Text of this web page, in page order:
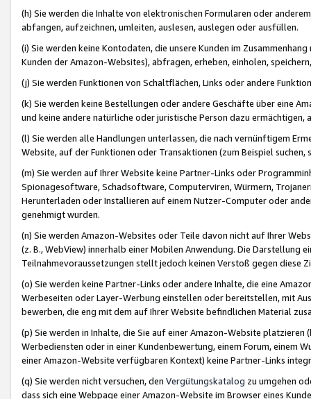
(h) Sie werden die Inhalte von elektronischen Formularen oder
abfangen, aufzeichnen, umleiten, auslesen, auslegen oder ausfüllen.
(i) Sie werden keine Kontodaten, die unsere Kunden im
Kunden der Amazon-Websites), abfragen, erheben, einholen,
(j) Sie werden Funktionen von Schaltflächen, Links oder andere
(k) Sie werden keine Bestellungen oder andere Geschäfte über eine
und keine andere natürliche oder juristische Person dazu
(l) Sie werden alle Handlungen unterlassen, die nach vernünftigem
Website, auf der Funktionen oder Transaktionen (zum Beispiel
(m) Sie werden auf Ihrer Website keine Partner-Links oder
Spionagesoftware, Schadsoftware, Computerviren, Würmern,
Herunterladen oder Installieren auf einem Nutzer-Computer oder
genehmigt wurden.
(n) Sie werden Amazon-Websites oder Teile davon nicht auf Ihrer
(z. B., WebView) innerhalb einer Mobilen Anwendung. Die Darstellung
Teilnahmevoraussetzungen stellt jedoch keinen Verstoß gegen diese
(o) Sie werden keine Partner-Links oder andere Inhalte, die eine
Werbeseiten oder Layer-Werbung einstellen oder bereitstellen, mit
bewerben, die eng mit dem auf Ihrer Website befindlichen Material
(p) Sie werden in Inhalte, die Sie auf einer Amazon-Website
Werbediensten oder in einer Kundenbewertung, einem Forum, einem
einer Amazon-Website verfügbaren Kontext) keine Partner-Links
(q) Sie werden nicht versuchen, den Vergütungskatalog zu umgehen
dass sich eine Webpage einer Amazon-Website im Browser eines